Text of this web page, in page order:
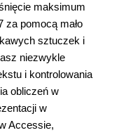
maksimum
za pomocą mało
sztuczek i
niezwykle
i kontrolowania
obliczeń w
w
Accessie,